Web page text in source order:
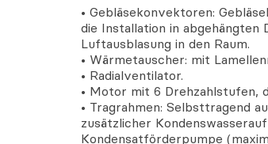
• Gebläsekonvektoren:
die Installation in
Luftausblasung in den Raum.
• Wärmetauscher: mit
• Radialventilator.
• Motor mit 6 Drehzahlstufen,
• Tragrahmen: Selbsttragend
zusätzlicher
Kondensatförderpumpe